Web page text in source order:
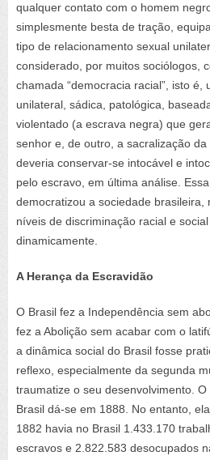
qualquer contato com o homem
simplesmente besta de tração,
tipo de relacionamento sexual
considerado, por muitos sociólogos,
chamada “democracia racial”, isto é,
unilateral, sádica, patológica,
violentado (a escrava negra) que
senhor e, de outro, a sacralização
deveria conservar-se intocável e
pelo escravo, em última análise.
democratizou a sociedade brasileira,
níveis de discriminação racial e
dinamicamente.
A Herança da Escravidão
O Brasil fez a Independência sem
fez a Abolição sem acabar com o
a dinâmica social do Brasil fosse
reflexo, especialmente da segunda
traumatize o seu desenvolvimento.
Brasil dá-se em 1888. No entanto,
1882 havia no Brasil 1.433.170
escravos e 2.822.583 desocupados